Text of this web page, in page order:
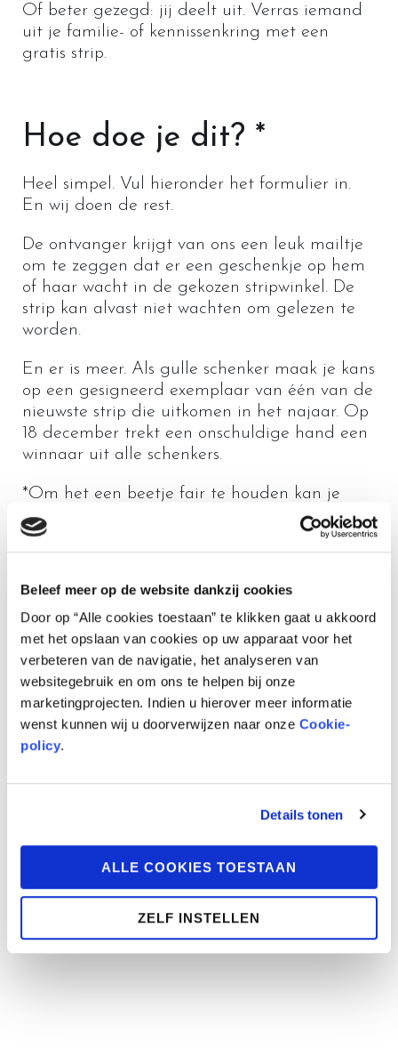
Beleef meer op de website dankzij cookies
Door op “Alle cookies toestaan” te klikken gaat u akkoord
met het opslaan van cookies op uw apparaat voor het
verbeteren van de navigatie, het analyseren van
websitegebruik en om ons te helpen bij onze
marketingprojecten. Indien u hierover meer informatie
wenst kunnen wij u doorverwijzen naar onze Cookie-
policy.
Details tonen
ALLE COOKIES TOESTAAN
ZELF INSTELLEN
Of beter gezegd: jij deelt uit. Verras iemand
uit je familie- of kennissenkring met een
gratis strip.
Hoe doe je dit? *
Heel simpel. Vul hieronder het formulier in.
En wij doen de rest.
De ontvanger krijgt van ons een leuk mailtje
om te zeggen dat er een geschenkje op hem
of haar wacht in de gekozen stripwinkel. De
strip kan alvast niet wachten om gelezen te
worden.
En er is meer. Als gulle schenker maak je kans
op een gesigneerd exemplaar van één van de
nieuwste strip die uitkomen in het najaar. Op
18 december trekt een onschuldige hand een
winnaar uit alle schenkers.
*Om het een beetje fair te houden kan je
slechts 1 boek schenken per deelnemer. Actie
geldig van 15 september tot en met 15
november of zolang de voorraad strekt.